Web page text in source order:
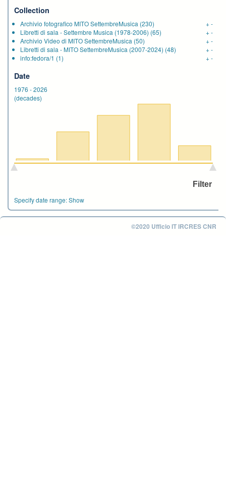
Collection
Archivio fotografico MITO SettembreMusica (230) +-
Libretti di sala - Settembre Musica (1978-2006) (65) +-
Archivio Video di MITO SettembreMusica (50) +-
Libretti di sala - MITO SettembreMusica (2007-2024) (48) +-
info:fedora/1 (1) +-
Date
1976 -2026
(decades)
Specify date range:Show
©2020 Ufficio IT IRCRES CNR